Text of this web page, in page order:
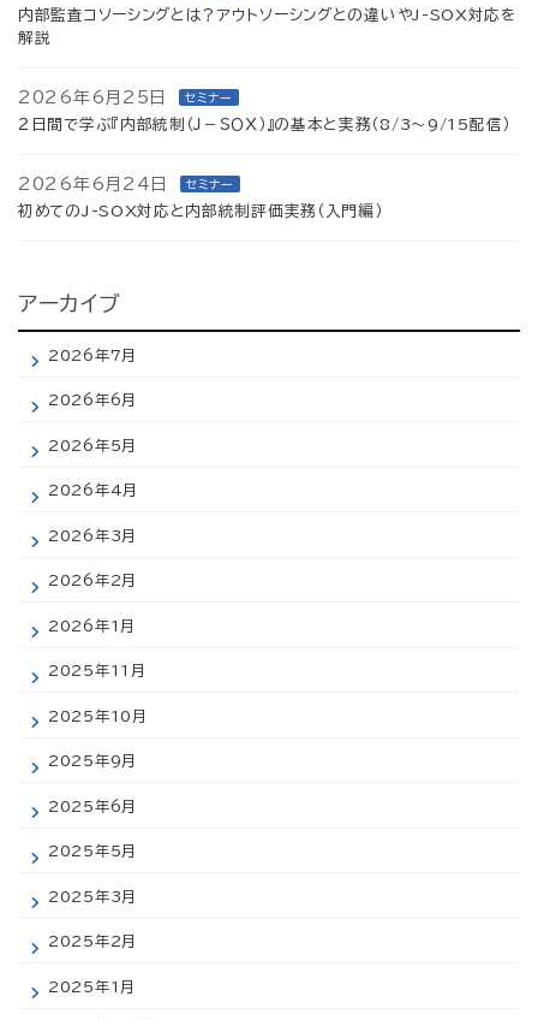
内部監査コソーシングとは？アウトソーシングとの違いやJ-SOX対応を
解説
2026年6月25日 セミナー
２日間で学ぶ『内部統制（Ｊ－ＳＯＸ）』の基本と実務（8/3～9/15配信）
2026年6月24日 セミナー
初めてのJ-SOX対応と内部統制評価実務（入門編）
アーカイブ
2026年7月
2026年6月
2026年5月
2026年4月
2026年3月
2026年2月
2026年1月
2025年11月
2025年10月
2025年9月
2025年6月
2025年5月
2025年3月
2025年2月
2025年1月